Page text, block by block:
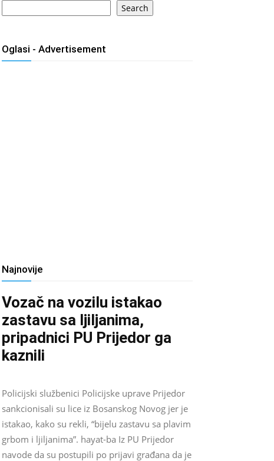
Search
Oglasi - Advertisement
Najnovije
Vozač na vozilu istakao
zastavu sa ljiljanima,
pripadnici PU Prijedor ga
kaznili
Salim D. -
Policijski službenici Policijske uprave Prijedor
sankcionisali su lice iz Bosanskog Novog jer je
istakao, kako su rekli, “bijelu zastavu sa plavim
grbom i ljiljanima”. hayat-ba Iz PU Prijedor
navode da su postupili po prijavi građana da je